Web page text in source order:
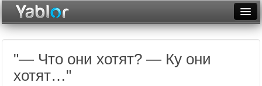
Неделя
"— Что они хотят? — Ку они
хотят…"